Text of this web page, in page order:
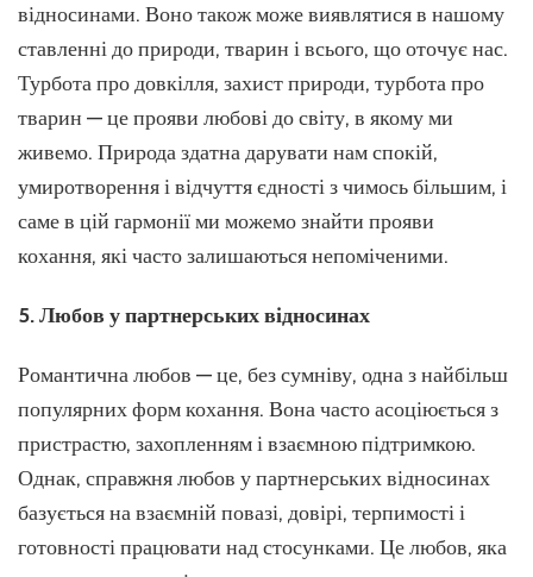
відносинами. Воно також може виявлятися в нашому
ставленні до природи, тварин і всього, що оточує нас.
Турбота про довкілля, захист природи, турбота про
тварин — це прояви любові до світу, в якому ми
живемо. Природа здатна дарувати нам спокій,
умиротворення і відчуття єдності з чимось більшим, і
саме в цій гармонії ми можемо знайти прояви
кохання, які часто залишаються непоміченими.
5. Любов у партнерських відносинах
Романтична любов — це, без сумніву, одна з найбільш
популярних форм кохання. Вона часто асоціюється з
пристрастю, захопленням і взаємною підтримкою.
Однак, справжня любов у партнерських відносинах
базується на взаємній повазі, довірі, терпимості і
готовності працювати над стосунками. Це любов, яка